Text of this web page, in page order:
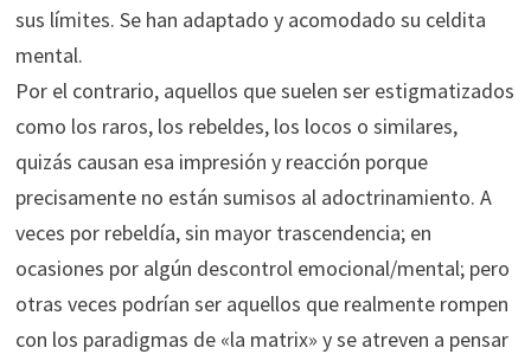
sus límites. Se han adaptado y acomodado su celdita
mental.
Por el contrario, aquellos que suelen ser estigmatizados
como los raros, los rebeldes, los locos o similares,
quizás causan esa impresión y reacción porque
precisamente no están sumisos al adoctrinamiento. A
veces por rebeldía, sin mayor trascendencia; en
ocasiones por algún descontrol emocional/mental; pero
otras veces podrían ser aquellos que realmente rompen
con los paradigmas de «la matrix» y se atreven a pensar